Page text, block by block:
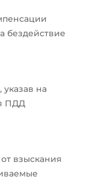
бездействие
на
ПДД
взыскания